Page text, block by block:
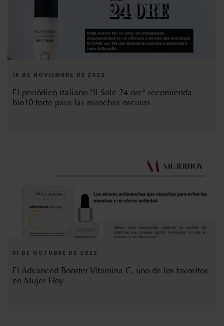
16 DE NOVIEMBRE DE 2022
El periódico italiano "Il Sole 24 ore" recomienda
bio10 forte para las manchas oscuras
31 DE OCTUBRE DE 2022
El Advanced Booster Vitamina C, uno de los favoritos
en Mujer Hoy